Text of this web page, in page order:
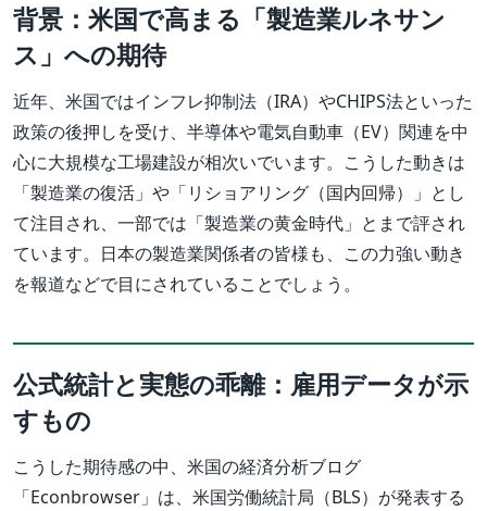
背景：米国で高まる「製造業ルネサン
ス」への期待
近年、米国ではインフレ抑制法（IRA）やCHIPS法といった
政策の後押しを受け、半導体や電気自動車（EV）関連を中
心に大規模な工場建設が相次いでいます。こうした動きは
「製造業の復活」や「リショアリング（国内回帰）」とし
て注目され、一部では「製造業の黄金時代」とまで評され
ています。日本の製造業関係者の皆様も、この力強い動き
を報道などで目にされていることでしょう。
公式統計と実態の乖離：雇用データが示
すもの
こうした期待感の中、米国の経済分析ブログ
「Econbrowser」は、米国労働統計局（BLS）が発表する